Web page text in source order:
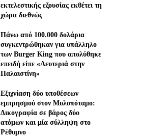
εκτελεστικής εξουσίας εκθέτει τη
χώρα διεθνώς
Πάνω από 100.000 δολάρια
συγκεντρώθηκαν για υπάλληλο
των Burger King που απολύθηκε
επειδή είπε «Λευτεριά στην
Παλαιστίνη»
Εξιχνίαση δύο υποθέσεων
εμπρησμού στον Μυλοπόταμο:
Δικογραφία σε βάρος δύο
ατόμων και μία σύλληψη στο
Ρέθυμνο